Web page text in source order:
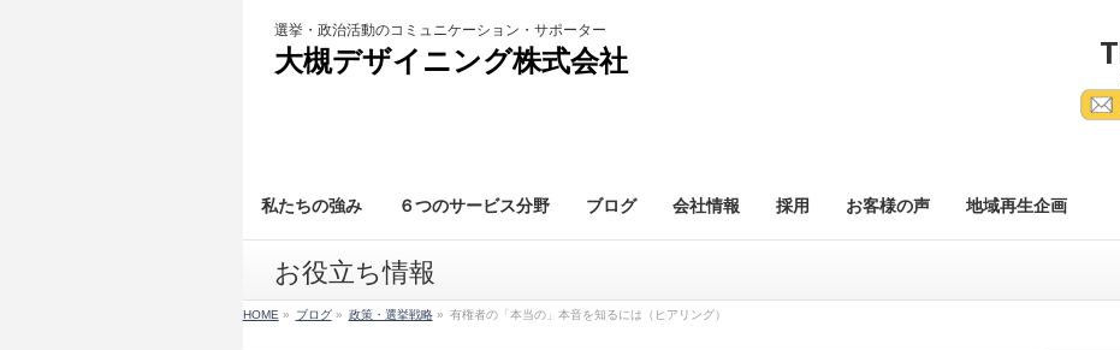
大槻デザイニング株式会社
私たちの強み ６つのサービス分野 ブログ 会社情報 採用 お客様の声 地域再生企画
お役立ち情報
HOME» ブログ» 政策・選挙戦略» 有権者の「本当の」本音を知るには（ヒアリング）